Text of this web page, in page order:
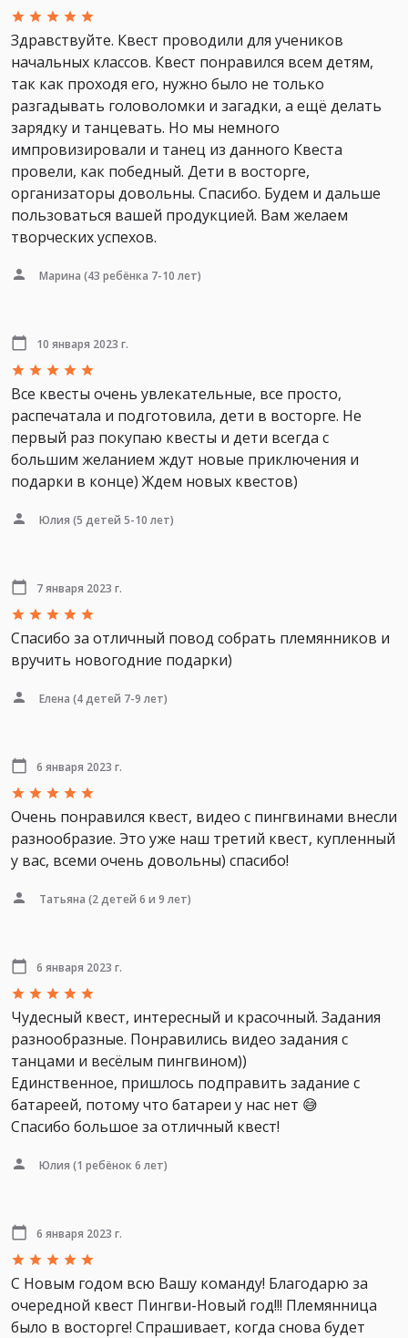
Здравствуйте. Квест проводили для учеников
начальных классов. Квест понравился всем детям,
так как проходя его, нужно было не только
разгадывать головоломки и загадки, а ещё делать
зарядку и танцевать. Но мы немного
импровизировали и танец из данного Квеста
провели, как победный. Дети в восторге,
организаторы довольны. Спасибо. Будем и дальше
пользоваться вашей продукцией. Вам желаем
творческих успехов.
Марина (43 ребёнка 7-10 лет)
10 января 2023 г.
Все квесты очень увлекательные, все просто,
распечатала и подготовила, дети в восторге. Не
первый раз покупаю квесты и дети всегда с
большим желанием ждут новые приключения и
подарки в конце) Ждем новых квестов)
Юлия (5 детей 5-10 лет)
7 января 2023 г.
Спасибо за отличный повод собрать племянников и
вручить новогодние подарки)
Елена (4 детей 7-9 лет)
6 января 2023 г.
Очень понравился квест, видео с пингвинами внесли
разнообразие. Это уже наш третий квест, купленный
у вас, всеми очень довольны) спасибо!
Татьяна (2 детей 6 и 9 лет)
6 января 2023 г.
Чудесный квест, интересный и красочный. Задания
разнообразные. Понравились видео задания с
танцами и весёлым пингвином))
Единственное, пришлось подправить задание с
батареей, потому что батареи у нас нет 😅
Спасибо большое за отличный квест!
Юлия (1 ребёнок 6 лет)
6 января 2023 г.
С Новым годом всю Вашу команду! Благодарю за
очередной квест Пингви-Новый год!!! Племянница
было в восторге! Спрашивает, когда снова будет